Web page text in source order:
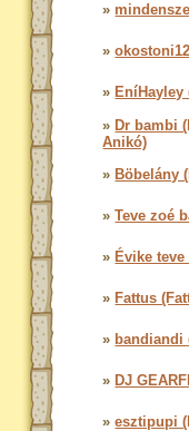
»
»
» EníHayley
» Dr bambi
Anikó)
» Böbelány
»Teve zoé
» Évike teve
» Fattus
» bandiandi
» DJ
»esztipupi